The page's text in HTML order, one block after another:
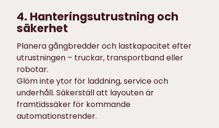
4. Hanteringsutrustning och
säkerhet
Planera gångbredder och lastkapacitet efter
utrustningen – truckar, transportband eller
robotar.
Glöm inte ytor för laddning, service och
underhåll. Säkerställ att layouten är
framtidssäker för kommande
automationstrender.